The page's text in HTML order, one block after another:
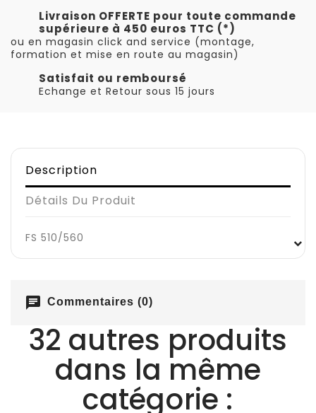
Livraison OFFERTE pour toute commande
supérieure à 450 euros TTC (*)
ou en magasin click and service (montage,
formation et mise en route au magasin)
Satisfait ou remboursé
Echange et Retour sous 15 jours
Description
Détails Du Produit
FS 510/560
chat Commentaires (0)
32 autres produits
dans la même
catégorie :